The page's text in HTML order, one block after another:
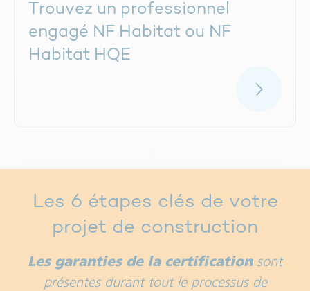
Trouvez un professionnel
engagé NF Habitat ou NF
Habitat HQE
Les 6 étapes clés de votre
projet de construction
Les garanties de la certification sont
présentes durant tout le processus de